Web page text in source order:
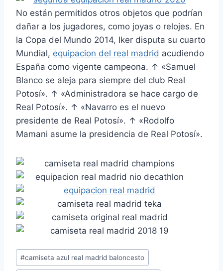
No están permitidos otros objetos que podrían
dañar a los jugadores, como joyas o relojes. En
la Copa del Mundo 2014, Iker disputa su cuarto
Mundial, equipacion del real madrid acudiendo
España como vigente campeona. ↑ «Samuel
Blanco se aleja para siempre del club Real
Potosí». ↑ «Administradora se hace cargo de
Real Potosí». ↑ «Navarro es el nuevo
presidente de Real Potosí». ↑ «Rodolfo
Mamani asume la presidencia de Real Potosí».
Etiquetas
de
#camiseta azul real madrid baloncesto